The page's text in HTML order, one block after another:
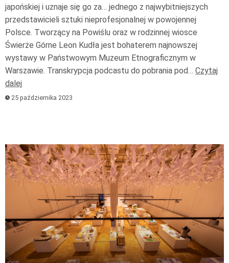
japońskiej i uznaje się go za… jednego z najwybitniejszych
przedstawicieli sztuki nieprofesjonalnej w powojennej
Polsce. Tworzący na Powiślu oraz w rodzinnej wiosce
Świerże Górne Leon Kudła jest bohaterem najnowszej
wystawy w Państwowym Muzeum Etnograficznym w
Warszawie. Transkrypcja podcastu do pobrania pod… Czytaj
dalej
25 października 2023
Odtwarzacz
plików
dźwiękowych